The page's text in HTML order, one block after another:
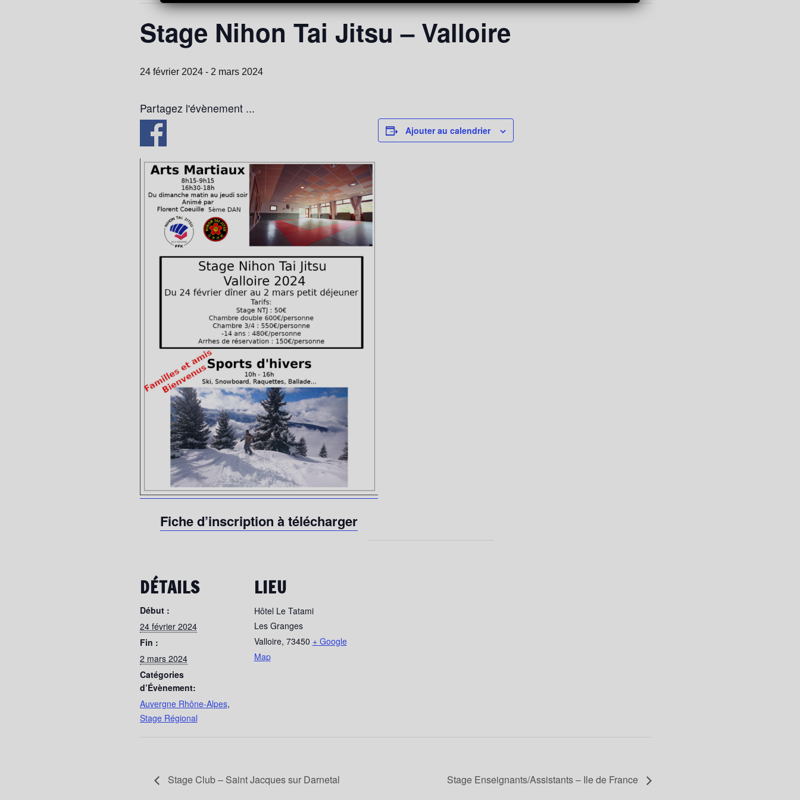
Stage Nihon Tai Jitsu – Valloire
24 février 2024- 2 mars 2024
Partagez l'évènement ...
Fiche d’inscription à télécharger
Ajouter au calendrier
DÉTAILS
Début :
24 février 2024
Fin :
2 mars 2024
Catégories
d’Évènement:
Auvergne Rhône-Alpes,
Stage Régional
LIEU
Hôtel Le Tatami
Les Granges
Valloire, 73450 + Google
Map
Stage Club – Saint Jacques sur Darnetal Stage Enseignants/Assistants – Ile de France